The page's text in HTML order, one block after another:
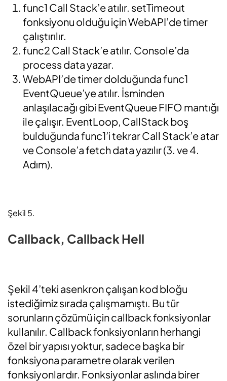
func1 Call Stack’e atılır. setTimeout
fonksiyonu olduğu için WebAPI’de timer
çalıştırılır.
func2 Call Stack’e atılır. Console’da
process data yazar.
WebAPI’de timer dolduğunda func1
EventQueue’ye atılır. İsminden
anlaşılacağı gibi EventQueue FIFO mantığı
ile çalışır. EventLoop, CallStack boş
bulduğunda func1’i tekrar Call Stack’e atar
ve Console’a fetch data yazılır (3. ve 4.
Adım).
Şekil 5.
Callback, Callback Hell
Şekil 4’teki asenkron çalışan kod bloğu
istediğimiz sırada çalışmamıştı. Bu tür
sorunların çözümü için callback fonksiyonlar
kullanılır. Callback fonksiyonların herhangi
özel bir yapısı yoktur, sadece başka bir
fonksiyona parametre olarak verilen
fonksiyonlardır. Fonksiyonlar aslında birer